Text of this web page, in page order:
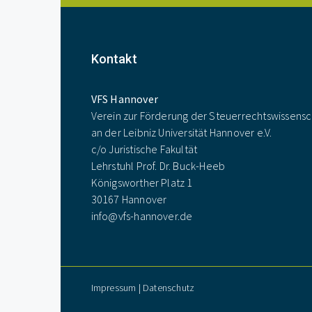
Kontakt
VFS Hannover
Verein zur Förderung der
an der Leibniz Universität Hannover e.V.
c/o Juristische Fakultät
Lehrstuhl Prof. Dr. Buck-Heeb
Königsworther Platz 1
30167 Hannover
info@vfs-hannover.de
Impressum | Datenschutz